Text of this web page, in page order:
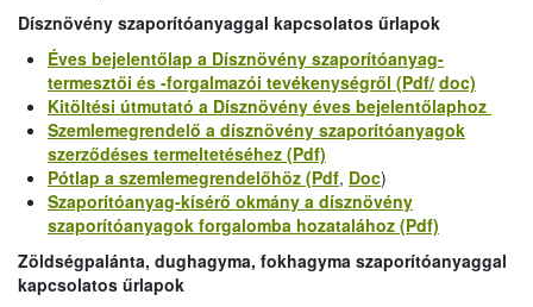
Dísznövény szaporítóanyaggal kapcsolatos űrlapok
Éves bejelentőlap a Dísznövény szaporítóanyag-
termesztői és -forgalmazói tevékenységről (Pdf/ doc)
Kitöltési útmutató a Dísznövény éves bejelentőlaphoz
Szemlemegrendelő a dísznövény szaporítóanyagok
szerződéses termeltetéséhez (Pdf)
Pótlap a szemlemegrendelőhöz (Pdf, Doc)
Szaporítóanyag-kísérő okmány a dísznövény
szaporítóanyagok forgalomba hozatalához (Pdf)
Zöldségpalánta, dughagyma, fokhagyma szaporítóanyaggal
kapcsolatos űrlapok